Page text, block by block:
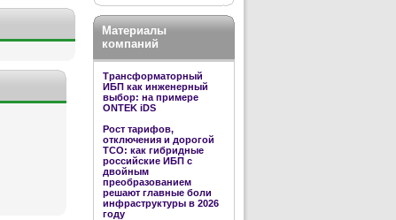
Материалы
компаний
Трансформаторный
ИБП как инженерный
выбор: на примере
ONTEK iDS
Рост тарифов,
отключения и дорогой
TCO: как гибридные
российские ИБП с
двойным
преобразованием
решают главные боли
инфраструктуры в 2026
году